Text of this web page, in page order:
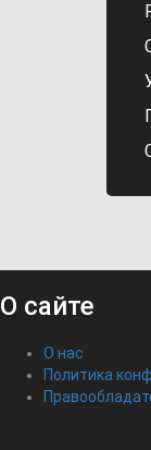
О сайте
О нас
Политика